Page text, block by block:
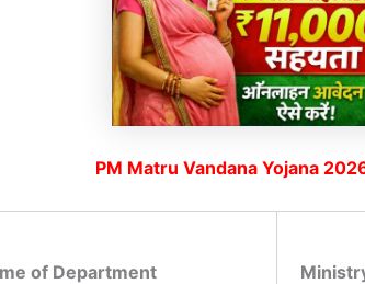
PM Matru Vandana Yojana
of Department